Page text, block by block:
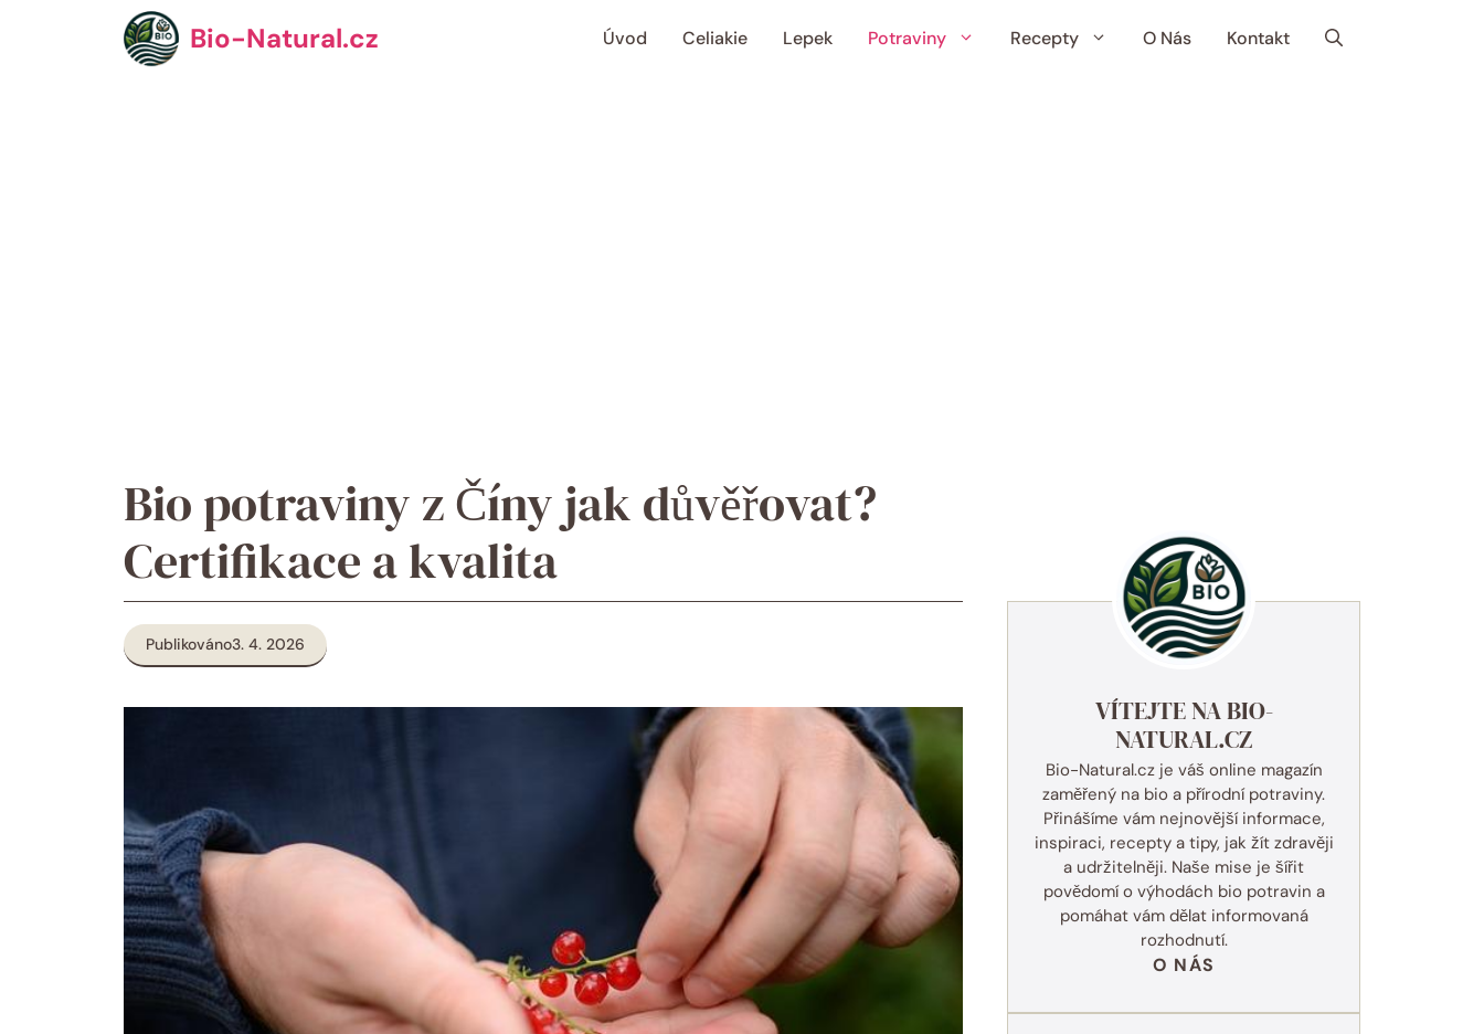
Bio-Natural.cz Úvod Celiakie Lepek Potraviny Recepty O Nás Kontakt
Bio potraviny z Číny jak důvěřovat?
Certifikace a kvalita
Publikováno3. 4. 2026
VÍTEJTE NA BIO-
NATURAL.CZ
Bio-Natural.cz je váš online magazín
zaměřený na bio a přírodní potraviny.
Přinášíme vám nejnovější informace,
inspiraci, recepty a tipy, jak žít zdravěji
a udržitelněji. Naše mise je šířit
povědomí o výhodách bio potravin a
pomáhat vám dělat informovaná
rozhodnutí.
O NÁS